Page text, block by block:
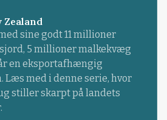
Zealand
sine godt 11 millioner
5 millioner malkekvæg
en eksportafhængig
med i denne serie, hvor
stiller skarpt på landets